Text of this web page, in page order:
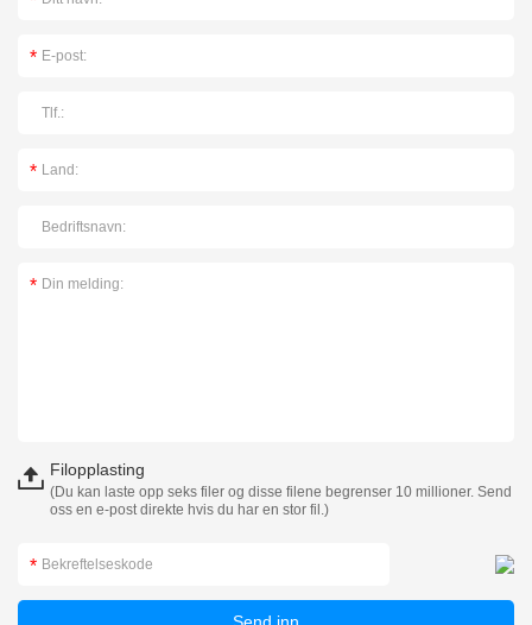
Filopplasting
(Du kan laste opp seks filer og disse filene begrenser 10 millioner. Send
oss en e-post direkte hvis du har en stor fil.)